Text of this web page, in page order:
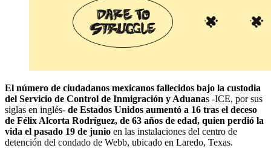
El número de ciudadanos mexicanos fallecidos bajo la custodia
del Servicio de Control de Inmigración y Aduanas -ICE, por sus
siglas en inglés- de Estados Unidos aumentó a 16 tras el deceso
de Félix Alcorta Rodríguez, de 63 años de edad, quien perdió la
vida el pasado 19 de junio en las instalaciones del centro de
detención del condado de Webb, ubicado en Laredo, Texas.